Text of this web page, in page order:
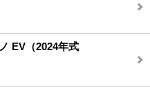
EV（2024年式